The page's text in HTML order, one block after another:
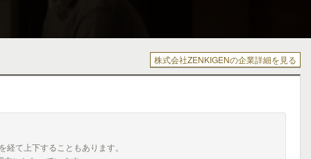
株式会社ZENKIGENの企業詳細を見る
て上下することもあります。